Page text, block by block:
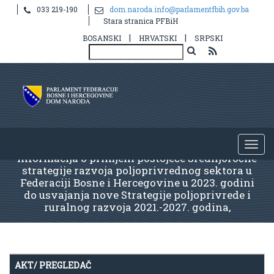
033 219-190
dom.naroda.info@parlamentfbih.gov.ba
Stara stranica PFBiH
BOSANSKI
| HRVATSKI | SRPSKI
Informacija o primjeni postojeće Srednjoročne
strategije razvoja poljoprivrednog sektora u
Federaciji Bosne i Hercegovine u 2023. godini
do usvajanja nove Strategije poljoprivrede i
ruralnog razvoja 2021.-2027. godina,
AKT/ PREGLEDAČ